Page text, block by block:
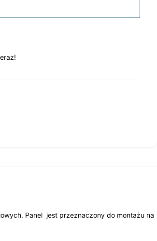
Panel jest przeznaczony do montażu na